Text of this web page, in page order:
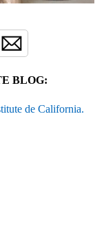
BLOG:
de California.